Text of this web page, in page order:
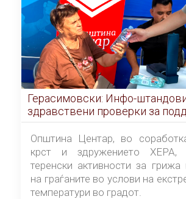
Герасимовски: Инфо-
здравствени проверки за
граѓаните во услови на
Општина Центар, во
крст и здружението ХЕРА,
теренски активности за
на граѓаните во услови на
температури во градот.